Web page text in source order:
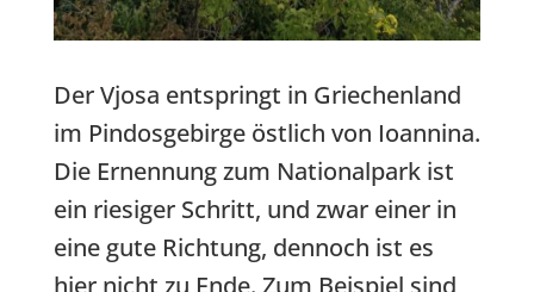
Der Vjosa entspringt in Griechenland
im Pindosgebirge östlich von Ioannina.
Die Ernennung zum Nationalpark ist
ein riesiger Schritt, und zwar einer in
eine gute Richtung, dennoch ist es